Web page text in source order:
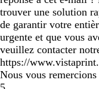
trouver une solution
de garantir votre
urgente et que vous
veuillez contacter
https://
Nous vous